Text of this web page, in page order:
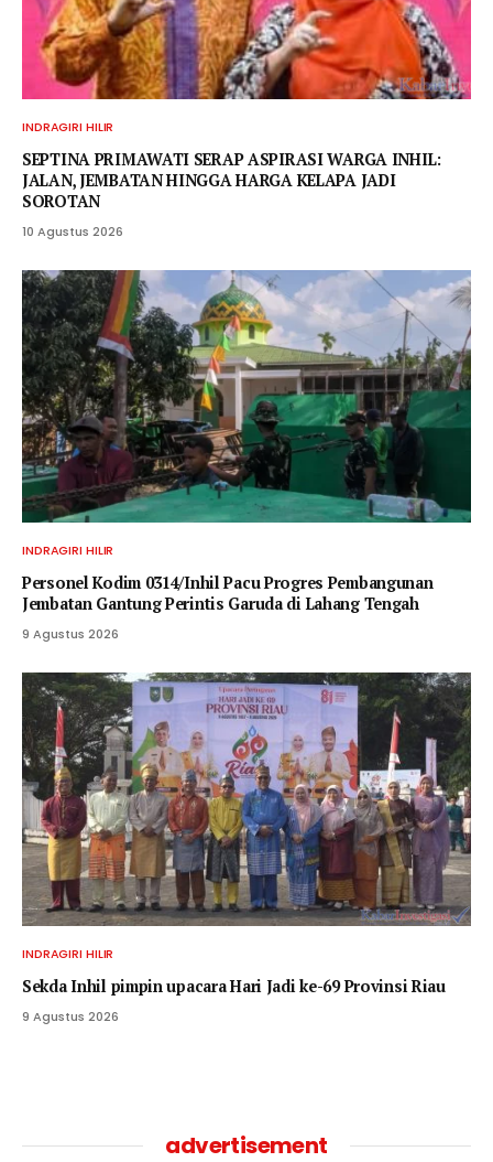
INDRAGIRI HILIR
SEPTINA PRIMAWATI SERAP ASPIRASI WARGA INHIL:
JALAN, JEMBATAN HINGGA HARGA KELAPA JADI
SOROTAN
10 Agustus 2026
INDRAGIRI HILIR
Personel Kodim 0314/Inhil Pacu Progres Pembangunan
Jembatan Gantung Perintis Garuda di Lahang Tengah
9 Agustus 2026
INDRAGIRI HILIR
Sekda Inhil pimpin upacara Hari Jadi ke-69 Provinsi Riau
9 Agustus 2026
advertisement